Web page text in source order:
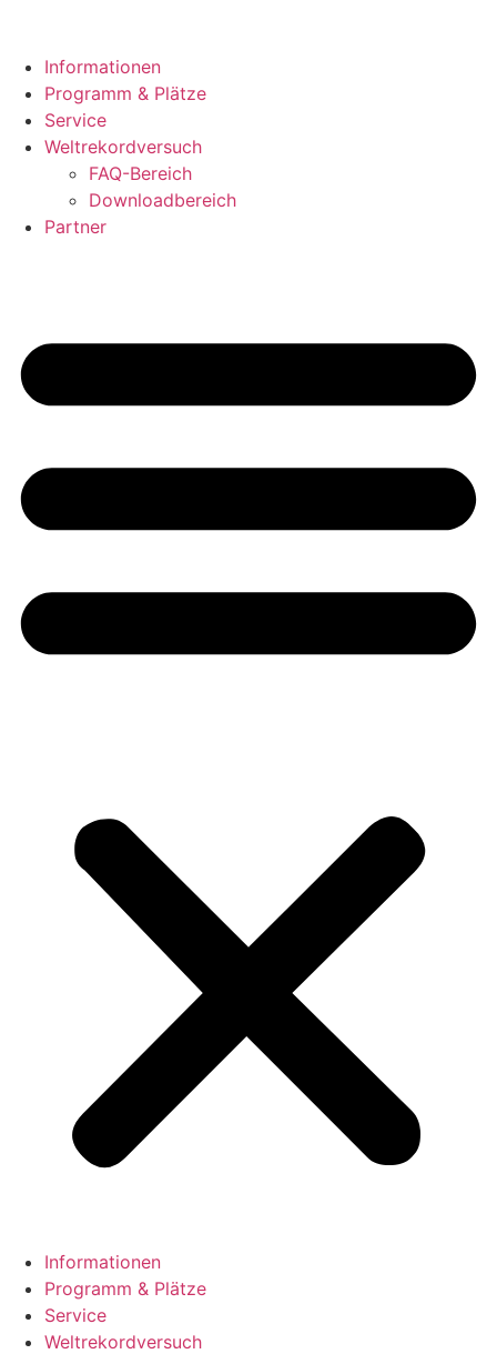
springenInformationen
Programm & Plätze
Service
Weltrekordversuch
FAQ-Bereich
Downloadbereich
Partner
Informationen
Programm & Plätze
Service
Weltrekordversuch